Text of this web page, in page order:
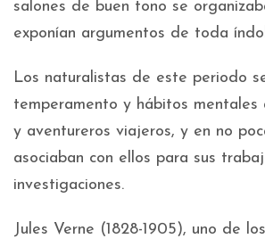
salones de buen tono se
exponían argumentos de toda
Los naturalistas de este periodo
temperamento y hábitos mentales
y aventureros viajeros, y en no
asociaban con ellos para sus
investigaciones.
Jules Verne (1828-1905), uno de